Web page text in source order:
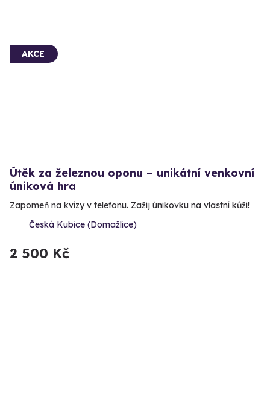
AKCE
Útěk za železnou oponu – unikátní venkovní
úniková hra
Zapomeň na kvízy v telefonu. Zažij únikovku na vlastní kůži!
Česká Kubice (Domažlice)
2 500 Kč